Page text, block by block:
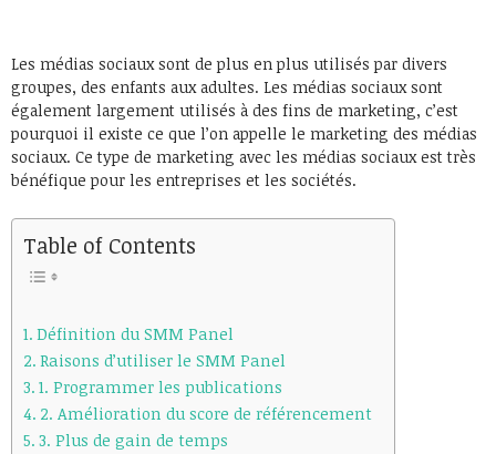
Les médias sociaux sont de plus en plus utilisés par divers
groupes, des enfants aux adultes. Les médias sociaux sont
également largement utilisés à des fins de marketing, c’est
pourquoi il existe ce que l’on appelle le marketing des médias
sociaux. Ce type de marketing avec les médias sociaux est très
bénéfique pour les entreprises et les sociétés.
Table of Contents
Définition du SMM Panel
Raisons d’utiliser le SMM Panel
1. Programmer les publications
2. Amélioration du score de référencement
3. Plus de gain de temps